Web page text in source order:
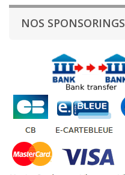
NOS SPONSORINGS